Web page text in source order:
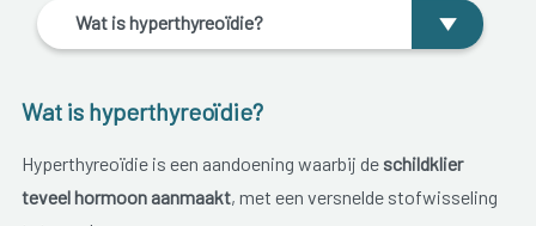
Wat is hyperthyreoïdie?
Wat is hyperthyreoïdie?
Hyperthyreoïdie is een aandoening waarbij de schildklier
teveel hormoon aanmaakt, met een versnelde stofwisseling